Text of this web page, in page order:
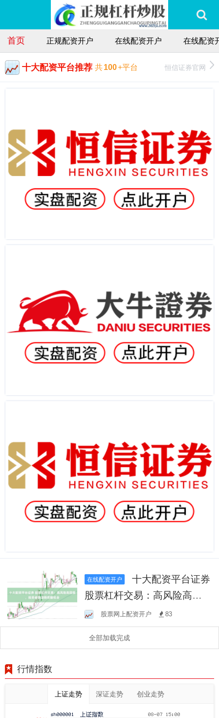
首页 正规配资开户 在线配资开户 在线配资
十大配资平台推荐 共100+平台 恒信证券官网
在线配资开户
十大配资平台证券
股票杠杆交易：高风险高回
报，投资者需谨慎把握机会
股票网上配资开户 83
全部加载完成
行情指数
上证走势 深证走势 创业走势